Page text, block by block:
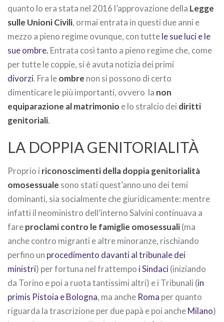
quanto lo era stata nel 2016 l’approvazione della Legge
sulle Unioni Civili, ormai entrata in questi due anni e
mezzo a pieno regime ovunque, con tuttele sue luci e le
sue ombre. Entrata così tanto a pieno regime che, come
per tutte le coppie, si è avuta notizia dei primi
divorzi. Fra leombre non si possono di certo
dimenticare le più importanti, ovvero la non
equiparazione al matrimonio e lo stralcio dei diritti
genitoriali.
LA DOPPIA GENITORIALITÀ
Proprio i riconoscimenti della doppia genitorialità
omosessuale sono stati quest’anno uno dei temi
dominanti, sia socialmente che giuridicamente: mentre
infatti il neoministro dell’interno Salvini continuava a
fareproclami contro le famiglie omosessuali(ma
anche contro migranti e altre minoranze, rischiando
perfino un procedimento davanti al tribunale dei
ministri) per fortuna nel frattempo i Sindaci(iniziando
da Torino e poi a ruota tantissimi altri) e i Tribunali (in
primis Pistoia e Bologna, ma anche Roma per quanto
riguarda la trascrizione per due papà e poi ancheMilano)